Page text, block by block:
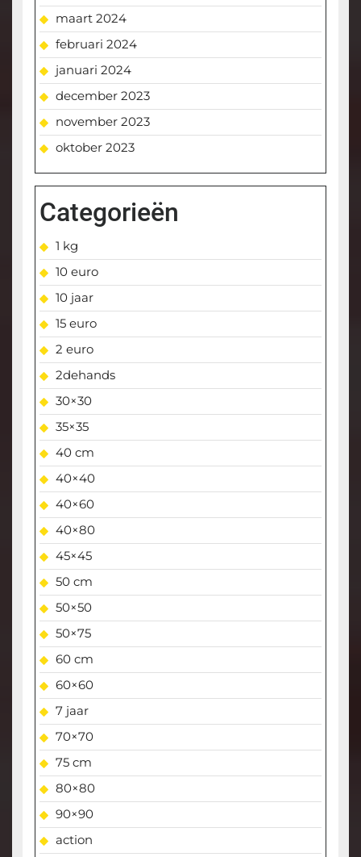
maart 2024
februari 2024
januari 2024
december 2023
november 2023
oktober 2023
Categorieën
1 kg
10 euro
10 jaar
15 euro
2 euro
2dehands
30×30
35×35
40 cm
40×40
40×60
40×80
45×45
50 cm
50×50
50×75
60 cm
60×60
7 jaar
70×70
75 cm
80×80
90×90
action